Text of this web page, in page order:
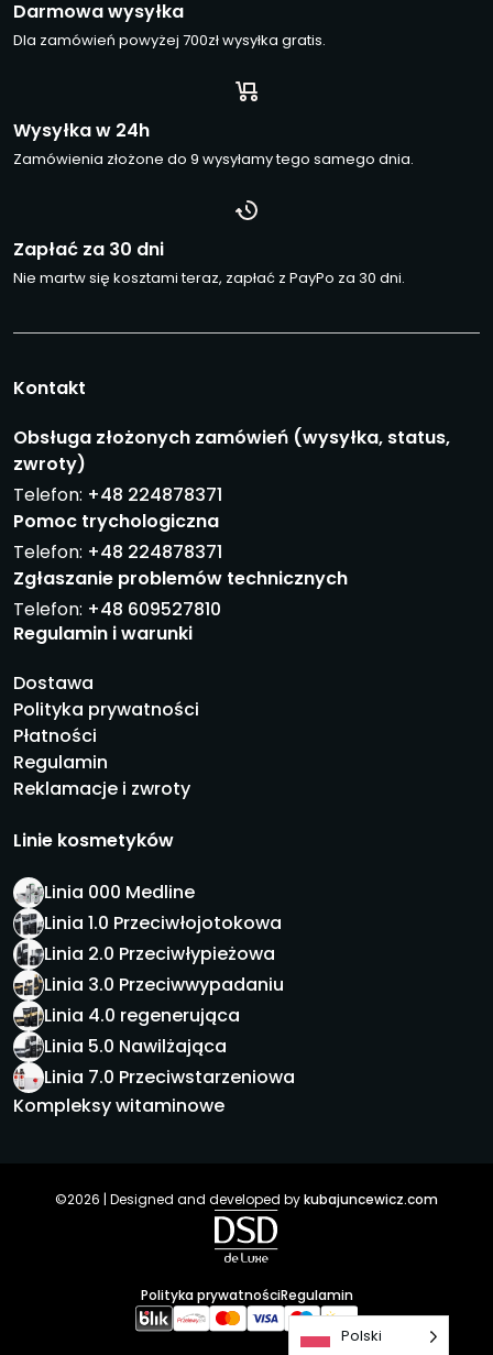
Darmowa wysyłka
Dla zamówień powyżej 700zł wysyłka gratis.
Wysyłka w 24h
Zamówienia złożone do 9 wysyłamy tego samego dnia.
Zapłać za 30 dni
Nie martw się kosztami teraz, zapłać z PayPo za 30 dni.
Kontakt
Obsługa złożonych zamówień (wysyłka, status,
zwroty)
Telefon: +48 224878371
Pomoc trychologiczna
Telefon: +48 224878371
Zgłaszanie problemów technicznych
Telefon: +48 609527810
Regulamin i warunki
Dostawa
Polityka prywatności
Płatności
Regulamin
Reklamacje i zwroty
Linie kosmetyków
Linia 000 Medline
Linia 1.0 Przeciwłojotokowa
Linia 2.0 Przeciwłypieżowa
Linia 3.0 Przeciwwypadaniu
Linia 4.0 regenerująca
Linia 5.0 Nawilżająca
Linia 7.0 Przeciwstarzeniowa
Kompleksy witaminowe
©2026 | Designed and developed bykubajuncewicz.com
Polityka prywatnościRegulamin
Polski